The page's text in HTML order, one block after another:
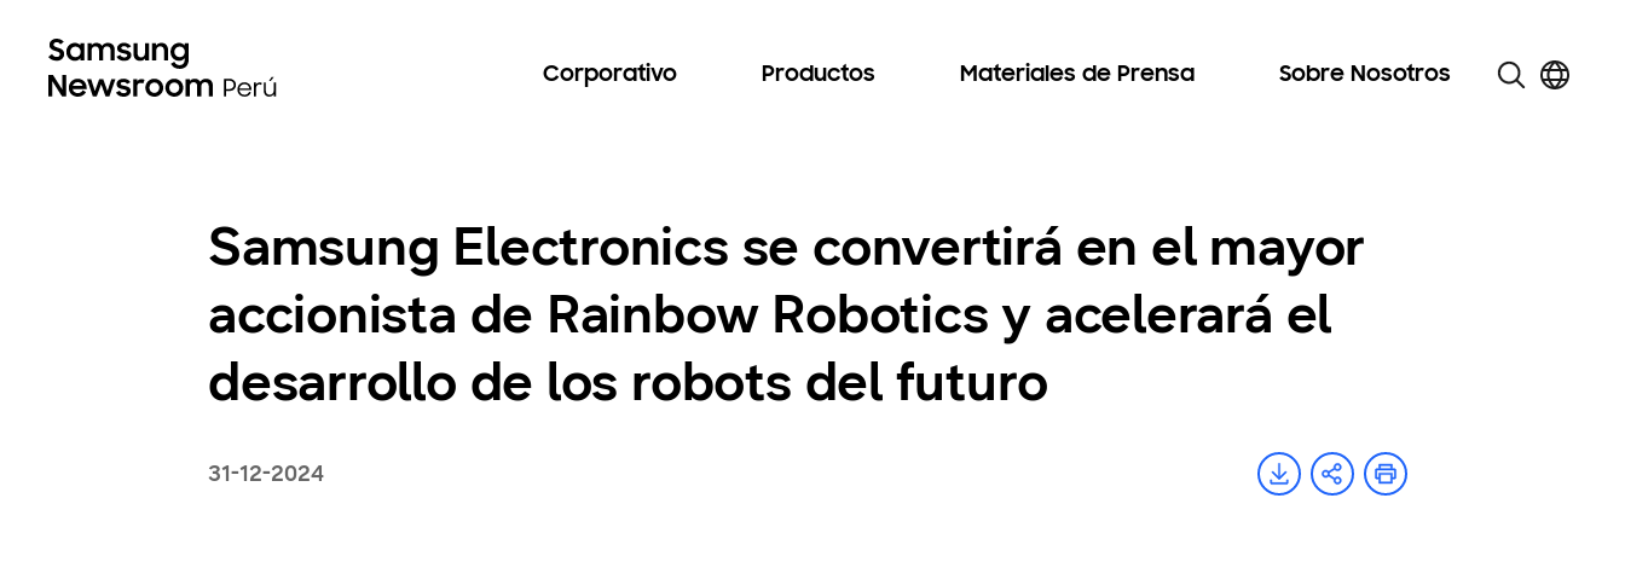
Corporativo Productos Materiales de Prensa Sobre Nosotros
Samsung Electronics se convertirá en el mayor
accionista de Rainbow Robotics y acelerará el
desarrollo de los robots del futuro
31-12-2024